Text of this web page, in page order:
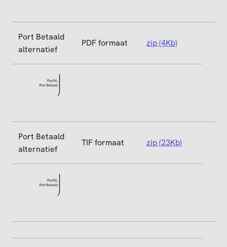
Port Betaald
alternatief
PDF formaat zip (4Kb)
Port Betaald
alternatief
TIF formaat zip (23Kb)